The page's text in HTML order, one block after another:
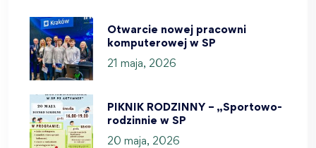
Otwarcie nowej pracowni
komputerowej w SP
21 maja, 2026
PIKNIK RODZINNY – „Sportowo-
rodzinnie w SP
20 maja, 2026